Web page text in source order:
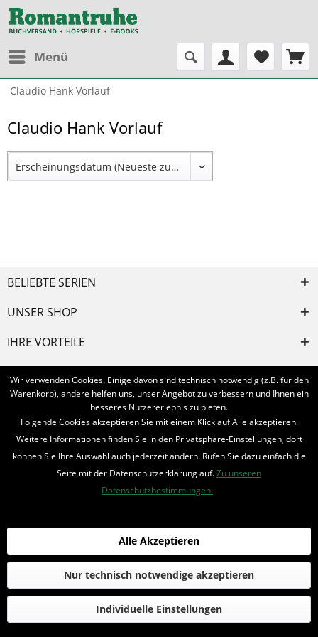
Menü
Claudio Hank Vorlauf
Claudio Hank Vorlauf
BELIEBTE SERIEN
UNSER SHOP
IHRE VORTEILE
INFORMIERT BLEIBEN
Bestellung widerrufen
* Alle Preise inkl. MwSt. und zzgl. Bearbeitungspauschale
© 2016-2022 Romantruhe - Buchversand, Joachim Otto
die profilschmiede - Internetagentur
Wir verwenden Cookies. Einige davon sind technisch notwendig (z.B. für den
Warenkorb), andere helfen uns, unser Angebot zu verbessern und Ihnen ein
besseres Nutzererlebnis zu bieten.
Folgende Cookies akzeptieren Sie mit einem Klick auf Alle akzeptieren.
Weitere Informationen finden Sie in den Privatsphäre-Einstellungen, dort
können Sie Ihre Auswahl auch jederzeit ändern. Rufen Sie dazu einfach die
Seite mit der Datenschutzerklärung auf.Zu unseren
Datenschutzbestimmungen.
Individuelle Einstellungen
Nur technisch notwendige akzeptieren
Alle Akzeptieren